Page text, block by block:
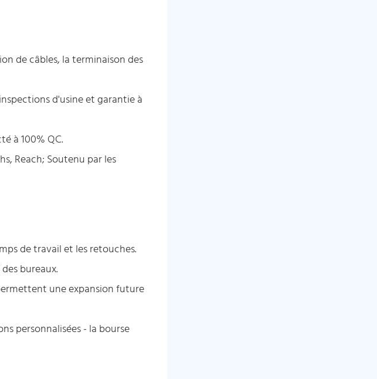
de câbles, la terminaison des
d'usine et garantie à
à 100% QC.
Reach; Soutenu par les
de travail et les retouches.
bureaux.
une expansion future
personnalisées - la bourse